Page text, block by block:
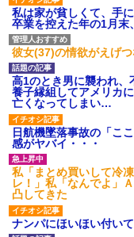
百年の恋12-899 食べ
張り合ってくる
【悲報】佐藤輝明・・
でも盛大にやらかす←あ
しませないでくれ
私は家が貧しくて、手
卒業を控えた年の1月末
彼女(37)の情欲がえげ
高1のとき男に襲われ
養子縁組してアメリカ
亡くなってしまい…
日航機墜落事故の「こ
感がヤバイ・・・
私「まとめ買いして冷
レ！」私「なんでよ」
凸してきた
ナンパにほいほい付い